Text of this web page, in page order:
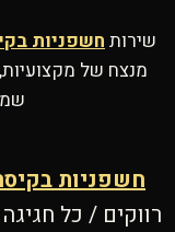
שירותחשפניות
מנצח של
חשפניות
רווקים / כל